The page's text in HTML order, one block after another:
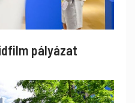
pályázat